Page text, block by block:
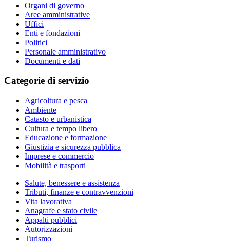
Organi di governo
Aree amministrative
Uffici
Enti e fondazioni
Politici
Personale amministrativo
Documenti e dati
Categorie di servizio
Agricoltura e pesca
Ambiente
Catasto e urbanistica
Cultura e tempo libero
Educazione e formazione
Giustizia e sicurezza pubblica
Imprese e commercio
Mobilità e trasporti
Salute, benessere e assistenza
Tributi, finanze e contravvenzioni
Vita lavorativa
Anagrafe e stato civile
Appalti pubblici
Autorizzazioni
Turismo